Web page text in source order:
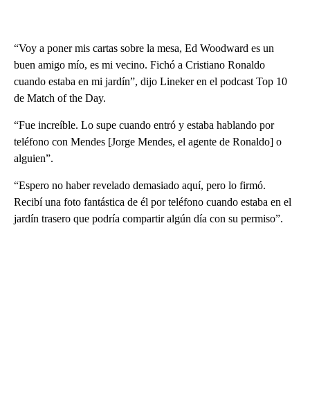
“Voy a poner mis cartas sobre la mesa, Ed Woodward es un
buen amigo mío, es mi vecino. Fichó a Cristiano Ronaldo
cuando estaba en mi jardín”, dijo Lineker en el podcast Top 10
de Match of the Day.
“Fue increíble. Lo supe cuando entró y estaba hablando por
teléfono con Mendes [Jorge Mendes, el agente de Ronaldo] o
alguien”.
“Espero no haber revelado demasiado aquí, pero lo firmó.
Recibí una foto fantástica de él por teléfono cuando estaba en el
jardín trasero que podría compartir algún día con su permiso”.